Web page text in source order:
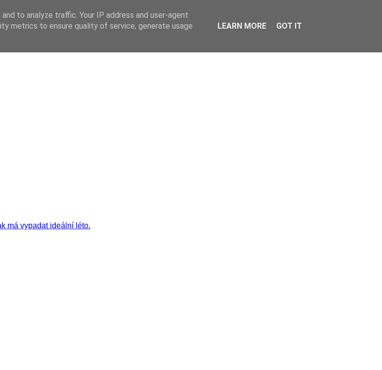
má vypadat ideální léto.
to analyze traffic. Your IP address and user-agent
metrics to ensure quality of service, generate usage
LEARN MORE GOT IT